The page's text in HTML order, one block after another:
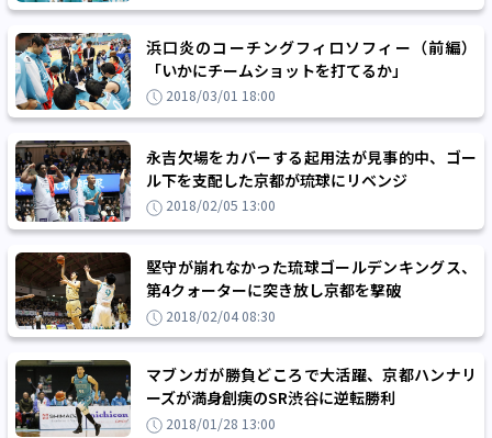
浜口炎のコーチングフィロソフィー（前編）
「いかにチームショットを打てるか」
2018/03/01 18:00
永吉欠場をカバーする起用法が見事的中、ゴー
ル下を支配した京都が琉球にリベンジ
2018/02/05 13:00
堅守が崩れなかった琉球ゴールデンキングス、
第4クォーターに突き放し京都を撃破
2018/02/04 08:30
マブンガが勝負どころで大活躍、京都ハンナリ
ーズが満身創痍のSR渋谷に逆転勝利
2018/01/28 13:00